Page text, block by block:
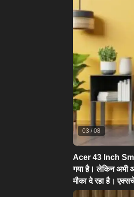
03 /08
Acer 43 Inch
गया है। लेकिन अभी
मौका दे रहा है।